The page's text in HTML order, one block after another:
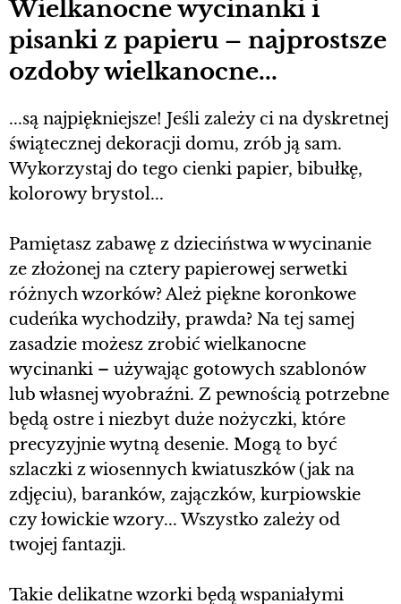
Wielkanocne wycinanki i
pisanki z papieru – najprostsze
ozdoby wielkanocne...
...są najpiękniejsze! Jeśli zależy ci na dyskretnej
świątecznej dekoracji domu, zrób ją sam.
Wykorzystaj do tego cienki papier, bibułkę,
kolorowy brystol...
Pamiętasz zabawę z dzieciństwa w wycinanie
ze złożonej na cztery papierowej serwetki
różnych wzorków? Ależ piękne koronkowe
cudeńka wychodziły, prawda? Na tej samej
zasadzie możesz zrobić wielkanocne
wycinanki – używając gotowych szablonów
lub własnej wyobraźni. Z pewnością potrzebne
będą ostre i niezbyt duże nożyczki, które
precyzyjnie wytną desenie. Mogą to być
szlaczki z wiosennych kwiatuszków (jak na
zdjęciu), baranków, zajączków, kurpiowskie
czy łowickie wzory... Wszystko zależy od
twojej fantazji.
Takie delikatne wzorki będą wspaniałymi